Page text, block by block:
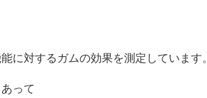
に対するガムの効果を測定しています。
って